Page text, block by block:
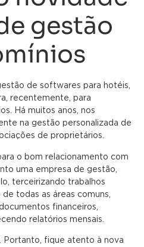
gestão
de softwares para hotéis,
recentemente, para
Há muitos anos, nos
na gestão personalizada de
de proprietários.
o bom relacionamento com
uma empresa de gestão,
terceirizando trabalhos
todas as áreas comuns,
financeiros,
relatórios mensais.
Portanto, fique atento à nova